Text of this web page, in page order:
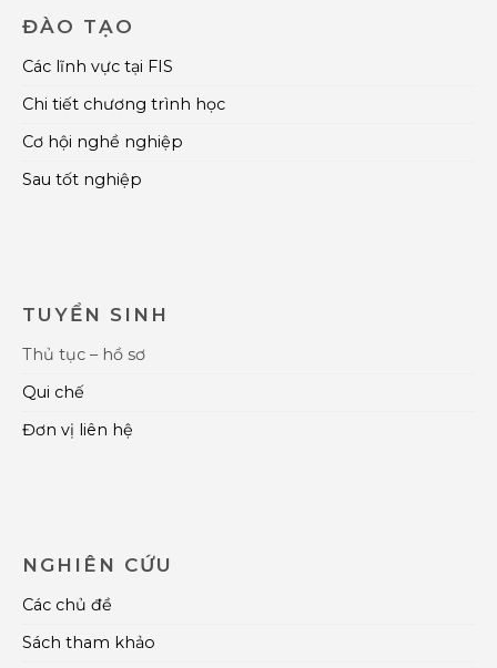
ĐÀO TẠO
Các lĩnh vực tại FIS
Chi tiết chương trình học
Cơ hội nghề nghiệp
Sau tốt nghiệp
TUYỂN SINH
Thủ tục – hồ sơ
Qui chế
Đơn vị liên hệ
NGHIÊN CỨU
Các chủ đề
Sách tham khảo